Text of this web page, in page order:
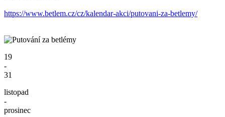
https://www.betlem.cz/cz/kalendar-akci/putovani-za-betlemy/
19
-
31
listopad
-
prosinec